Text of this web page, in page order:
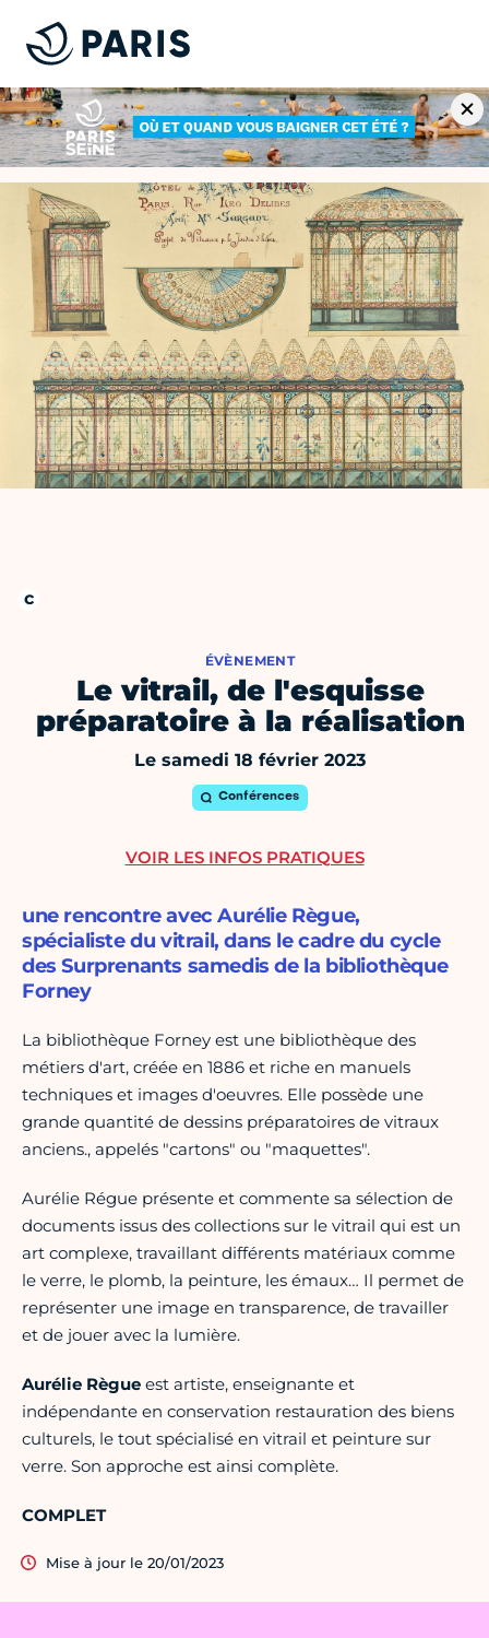
ÉVÈNEMENT
Le vitrail, de l'esquisse
préparatoire à la réalisation
Le samedi 18 février 2023
Conférences
une rencontre avec Aurélie Règue,
spécialiste du vitrail, dans le cadre du cycle
des Surprenants samedis de la bibliothèque
Forney
La bibliothèque Forney est une bibliothèque des
métiers d'art, créée en 1886 et riche en manuels
techniques et images d'oeuvres. Elle possède une
grande quantité de dessins préparatoires de vitraux
anciens., appelés "cartons" ou "maquettes".
Aurélie Régue présente et commente sa sélection de
documents issus des collections sur le vitrail qui est un
art complexe, travaillant différents matériaux comme
le verre, le plomb, la peinture, les émaux… Il permet de
représenter une image en transparence, de travailler
et de jouer avec la lumière.
Aurélie Règue est artiste, enseignante et
indépendante en conservation restauration des biens
culturels, le tout spécialisé en vitrail et peinture sur
verre. Son approche est ainsi complète.
COMPLET
Mise à jour le 20/01/2023
VOIR LES INFOS PRATIQUES